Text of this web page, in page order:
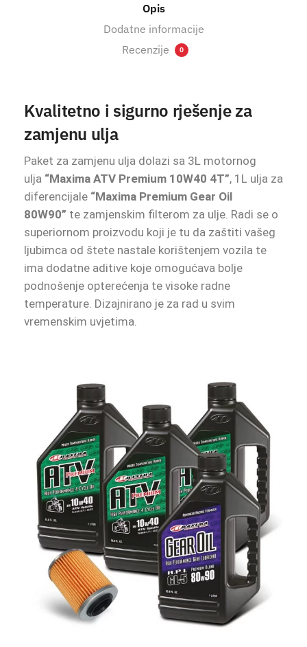
Opis
Dodatne informacije
Recenzije
0
Kvalitetno i sigurno rješenje za
zamjenu ulja
Paket za zamjenu ulja dolazi sa 3L motornog
ulja “Maxima ATV Premium 10W40 4T”, 1L ulja za
diferencijale “Maxima Premium Gear Oil
80W90” te zamjenskim filterom za ulje. Radi se o
superiornom proizvodu koji je tu da zaštiti vašeg
ljubimca od štete nastale korištenjem vozila te
ima dodatne aditive koje omogućava bolje
podnošenje opterećenja te visoke radne
temperature. Dizajnirano je za rad u svim
vremenskim uvjetima.